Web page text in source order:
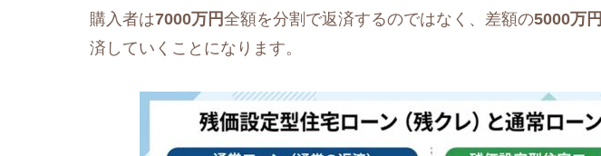
購入者は7000万円全額を分割で返済するのではなく、差額の5000万円
済していくことになります。